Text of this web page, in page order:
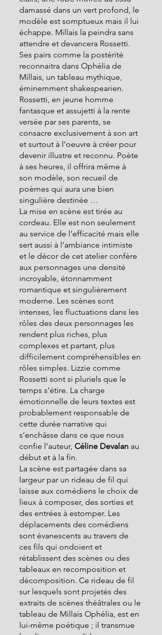
damassé dans un vert profond, le
modèle est somptueux mais il lui
échappe. Millais la peindra sans
attendre et devancera Rossetti.
Ses pairs comme la postérité
reconnaitra dans Ophélia de
Millais, un tableau mythique,
éminemment shakespearien.
Rossetti, en jeune homme
fantasque et assujetti à la rente
versée par ses parents, se
consacre exclusivement à son art
et surtout à l’oeuvre à créer pour
devenir illustre et reconnu. Poète
à ses heures, il offrira même à
son modèle, son recueil de
poèmes qui aura une bien
singulière destinée …
La mise en scène est tirée au
cordeau. Elle est non seulement
au service de l’efficacité mais elle
sert aussi à l’ambiance intimiste
et le décor de cet atelier confère
aux personnages une densité
incroyable, étonnamment
romantique et singulièrement
moderne. Les scènes sont
intenses, les fluctuations dans les
rôles des deux personnages les
rendent plus riches, plus
complexes et partant, plus
difficilement compréhensibles en
rôles simples. Lizzie comme
Rossetti sont si pluriels que le
temps s’étire. La charge
émotionnelle de leurs textes est
probablement responsable de
cette durée narrative qui
s’enchâsse dans ce que nous
confie l’auteur, Céline Devalan au
début et à la fin.
La scène est partagée dans sa
largeur par un rideau de fil qui
laisse aux comédiens le choix de
lieux à composer, des sorties et
des entrées à estomper. Les
déplacements des comédiens
sont évanescents au travers de
ces fils qui ondoient et
rétablissent des scènes ou des
tableaux en recomposition et
décomposition. Ce rideau de fil
sur lesquels sont projetés des
extraits de scènes théâtrales ou le
tableau de Millais Ophélia, est en
lui-même poétique ; il transmue